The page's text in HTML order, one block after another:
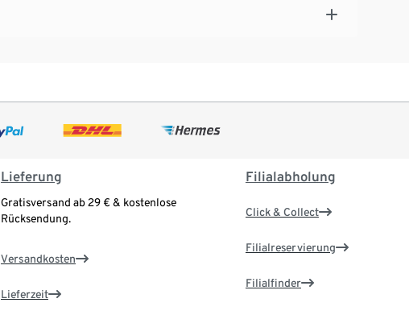
Lieferung
Gratisversand ab 29 € & kostenlose
Rücksendung.
Versandkosten
Lieferzeit
Filialabholung
Click & Collect
Filialreservierung
Filialfinder